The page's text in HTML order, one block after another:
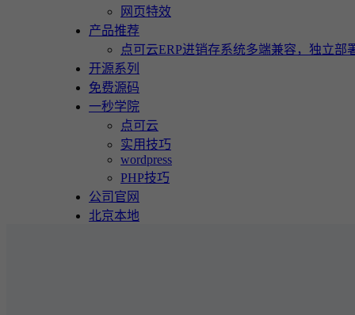
网页特效
产品推荐
点可云ERP进销存系统多端兼容，独立部
开源系列
免费源码
一秒学院
点可云
实用技巧
wordpress
PHP技巧
公司官网
北京本地